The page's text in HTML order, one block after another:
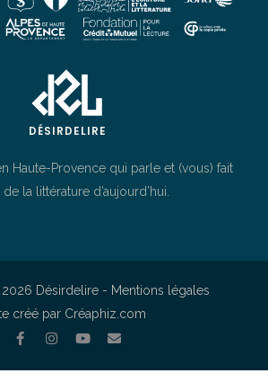
DÉSIRDELIRE
Haute-Provence qui parle et (vous) fait
la littérature d’aujourd’hui.
Désirdelire - Mentions légales
créé par Créaphiz.com